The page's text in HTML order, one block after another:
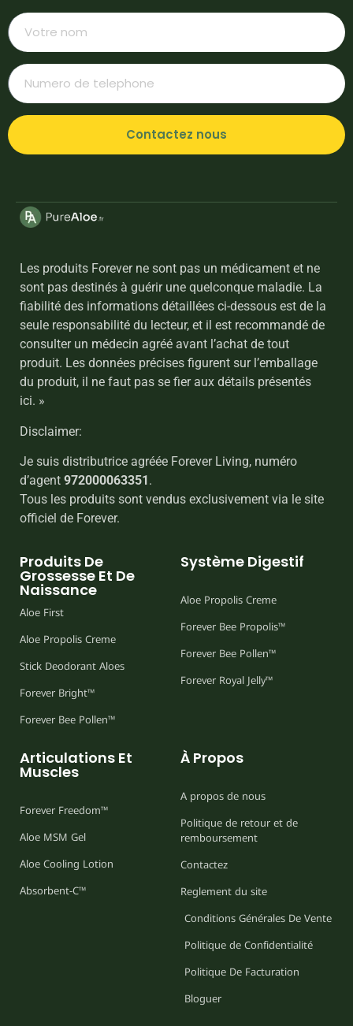
Contactez nous
Les produits Forever ne sont pas un médicament et ne
sont pas destinés à guérir une quelconque maladie. La
fiabilité des informations détaillées ci-dessous est de la
seule responsabilité du lecteur, et il est recommandé de
consulter un médecin agréé avant l’achat de tout
produit. Les données précises figurent sur l’emballage
du produit, il ne faut pas se fier aux détails présentés
ici. »
Disclaimer:
Je suis distributrice agréée Forever Living, numéro
d’agent 972000063351.
Tous les produits sont vendus exclusivement via le site
officiel de Forever.
Produits De
Grossesse Et De
Naissance
Aloe First
Aloe Propolis Creme
Stick Deodorant Aloes
Forever Bright™
Forever Bee Pollen™
Système Digestif
Aloe Propolis Creme
Forever Bee Propolis™
Forever Bee Pollen™
Forever Royal Jelly™
Articulations Et
Muscles
Forever Freedom™
Aloe MSM Gel
Aloe Cooling Lotion
Absorbent-C™
À Propos
A propos de nous
Politique de retour et de
remboursement
Contactez
Reglement du site
Conditions Générales De Vente
Politique de Confidentialité
Politique De Facturation
Bloguer